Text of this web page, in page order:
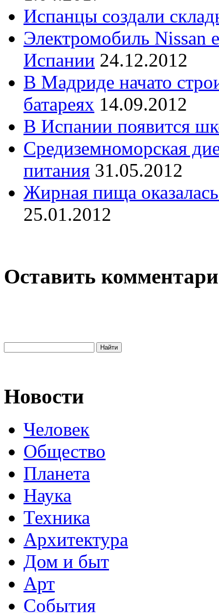
Испанцы создали
Электромобиль Nissan
Испании 24.12.2012
В Мадриде начато
батареях 14.09.2012
В Испании появится
Средиземноморская
питания 31.05.2012
Жирная пища
25.01.2012
Оставить
Новости
Человек
Общество
Планета
Наука
Техника
Архитектура
Дом и быт
Арт
События